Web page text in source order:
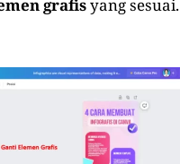
grafisyang sesuai.